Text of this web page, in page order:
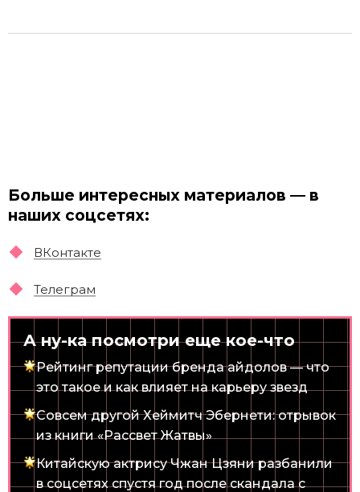
Больше интересных материалов — в
наших соцсетях:
ВКонтакте
Телеграм
А ну-ка посмотри еще кое-что
Рейтинг репутации бренда айдолов — что
это такое и как влияет на карьеру звезд
Совсем другой Хеймитч Эбернети: отрывок
из книги «Рассвет Жатвы»
Китайскую актрису Чжан Цзяни разбанили
в соцсетях спустя год после скандала с